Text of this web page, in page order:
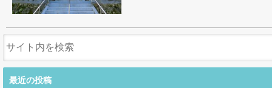
最近の投稿